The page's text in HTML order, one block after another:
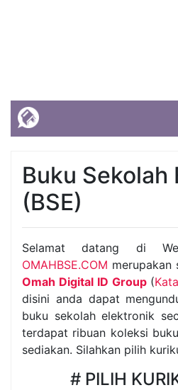
Buku Sekolah
(BSE)
Selamat datang di
OMAHBSE.COM merupakan
Omah Digital ID Group(
disini anda dapat
buku sekolah elektronik
terdapat ribuan koleksi
sediakan. Silahkan pilih
# PILIH